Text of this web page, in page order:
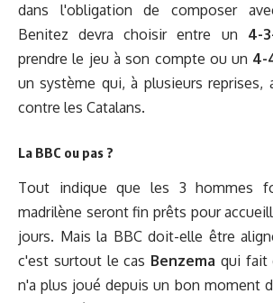
dans l'obligation de composer
Benitez devra choisir entre un 4-
prendre le jeu à son compte ou un 4-
un système qui, à plusieurs reprises,
contre les Catalans.
La BBC ou pas ?
Tout indique que les 3 hommes
madrilène seront fin prêts pour
jours. Mais la BBC doit-elle être
c'est surtout le cas Benzema qui fait
n'a plus joué depuis un bon moment